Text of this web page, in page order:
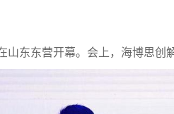
东东营开幕。会上，海博思创